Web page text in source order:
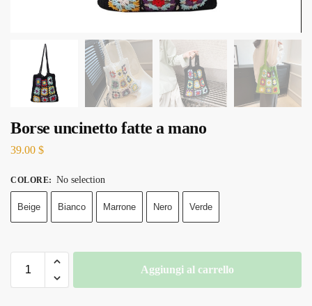
Borse uncinetto fatte a mano
39.00 $
COLORE: No selection
Beige Bianco Marrone Nero Verde
Aggiungi al carrello